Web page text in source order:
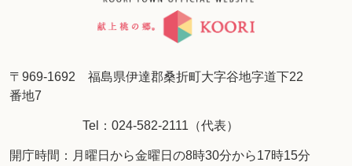
〒969-1692 福島県伊達郡桑折町大字谷地字道下22
番地7
Tel：024-582-2111（代表）
開庁時間：月曜日から金曜日の8時30分から17時15分